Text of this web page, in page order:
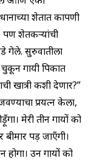
शेतात कापणी
पण शेतकऱ्यांची
गेले. सुरुवातीला
गायी पिकात
खात्री कशी देणार?”
प्रयत्न केला,
मेरी तीन गायों को
पड़ जाएँगी।
उन गायों को